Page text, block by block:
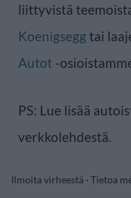
liittyvistä
Koenigseggtai
Autot -
PS: Lue lisää
verkkolehdestä.
Ilmoita virheestä · Tietoa